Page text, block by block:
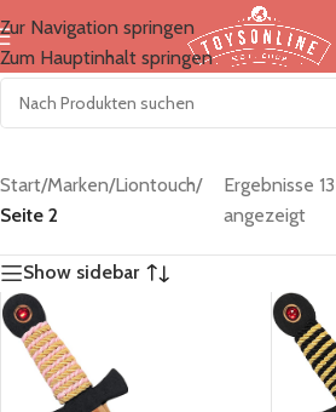
Zur Navigation springen
Zum Hauptinhalt springen
Start/Marken/Liontouch/
Seite 2
Ergebnisse
angezeigt
Show sidebar